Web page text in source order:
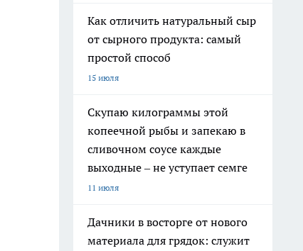
Как отличить натуральный сыр
от сырного продукта: самый
простой способ
15 июля
Скупаю килограммы этой
копеечной рыбы и запекаю в
сливочном соусе каждые
выходные – не уступает семге
11 июля
Дачники в восторге от нового
материала для грядок: служит